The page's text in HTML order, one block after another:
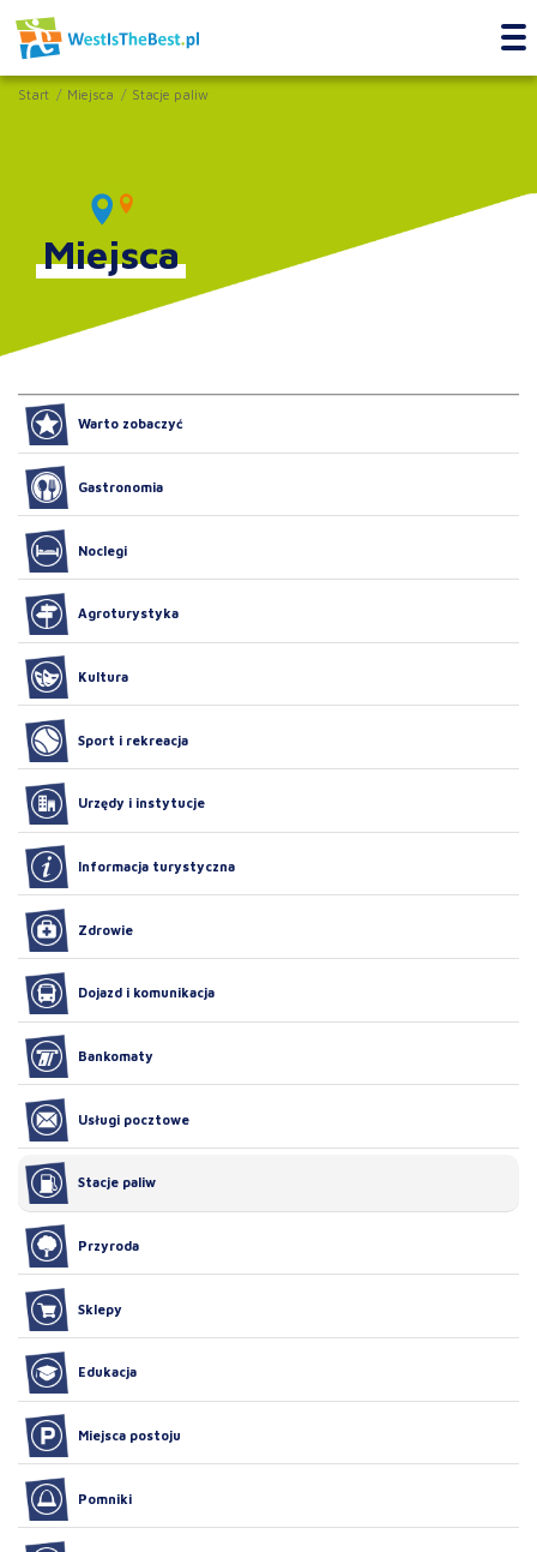
Start Miejsca Stacje paliw
Miejsca
Warto zobaczyć
Gastronomia
Noclegi
Agroturystyka
Kultura
Sport i rekreacja
Urzędy i instytucje
Informacja turystyczna
Zdrowie
Dojazd i komunikacja
Bankomaty
Usługi pocztowe
Stacje paliw
Przyroda
Sklepy
Edukacja
Miejsca postoju
Pomniki